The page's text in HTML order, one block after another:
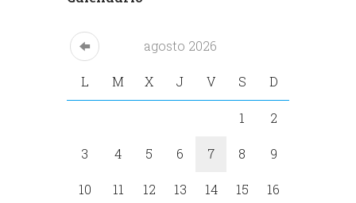
agosto 2026
L M X J V S D
1 2
3 4 5 6 7 8 9
10 11 12 13 14 15 16